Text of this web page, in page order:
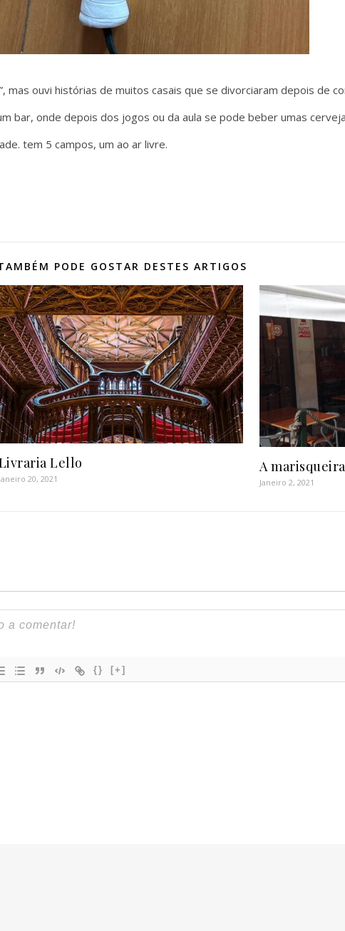
mas ouvi histórias de muitos casais que se divorciaram depois de
bar, onde depois dos jogos ou da aula se pode beber umas
tem 5 campos, um ao ar livre.
PODE GOSTAR DESTES ARTIGOS
Lello
Janeiro 20, 2021
A
Janeiro 2, 2021
{} [+]